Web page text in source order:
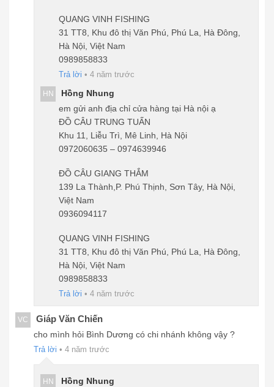
QUANG VINH FISHING
31 TT8, Khu đô thị Văn Phú, Phú La, Hà Đông,
Hà Nội, Việt Nam
0989858833
Trả lời • 4 năm trước
HN
Hồng Nhung
em gửi anh địa chỉ cửa hàng tại Hà nội ạ
ĐỒ CÂU TRUNG TUẤN
Khu 11, Liễu Trì, Mê Linh, Hà Nội
0972060635 – 0974639946
ĐỒ CÂU GIANG THẮM
139 La Thành,P. Phú Thịnh, Sơn Tây, Hà Nội,
Việt Nam
0936094117
QUANG VINH FISHING
31 TT8, Khu đô thị Văn Phú, Phú La, Hà Đông,
Hà Nội, Việt Nam
0989858833
Trả lời • 4 năm trước
VC Giáp Văn Chiến
cho mình hỏi Bình Dương có chi nhánh không vậy ?
Trả lời • 4 năm trước
HN
Hồng Nhung